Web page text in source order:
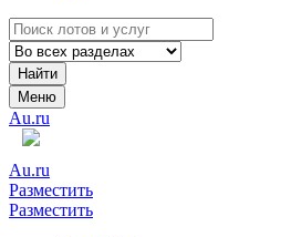
Найти
Меню
Au.ru
Au.ru
Разместить
Разместить